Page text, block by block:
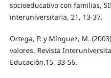
socioeducativo con familias,
interuniversitaria, 21, 13-37.
Ortega, P. y Mínguez, M.
valores. Revista
Educación,15, 33-56.